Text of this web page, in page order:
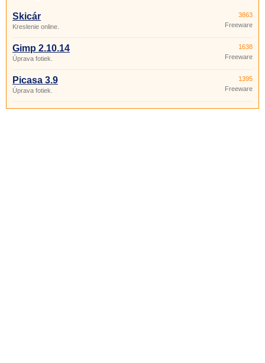
Skicár
Kreslenie online.
3863
Freeware
Gimp 2.10.14
Úprava fotiek.
1638
Freeware
Picasa 3.9
Úprava fotiek.
1395
Freeware